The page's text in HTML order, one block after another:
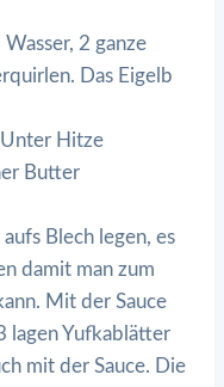
2 ganze
Das Eigelb
Hitze
Butter
Blech legen, es
damit man zum
Mit der Sauce
lagen Yufkablätter
mit der Sauce. Die